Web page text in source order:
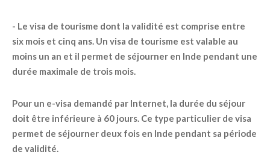
- Le visa de tourisme dont la validité est comprise entre
six mois et cinq ans. Un visa de tourisme est valable au
moins un an et il permet de séjourner en Inde pendant une
durée maximale de trois mois.
Pour un e-visa demandé par Internet, la durée du séjour
doit être inférieure à 60 jours. Ce type particulier de visa
permet de séjourner deux fois en Inde pendant sa période
de validité.